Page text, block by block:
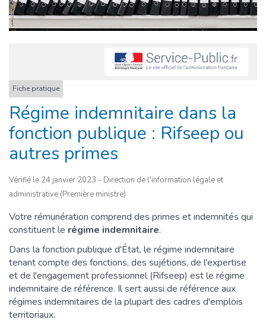
Fiche pratique
Régime indemnitaire dans la
fonction publique : Rifseep ou
autres primes
Vérifié le 24 janvier 2023 - Direction de l'information légale et
administrative (Première ministre)
Votre rémunération comprend des primes et indemnités qui
constituent le régime indemnitaire.
Dans la fonction publique d'État, le régime indemnitaire
tenant compte des fonctions, des sujétions, de l'expertise
et de l'engagement professionnel (Rifseep) est le régime
indemnitaire de référence. Il sert aussi de référence aux
régimes indemnitaires de la plupart des cadres d'emplois
territoriaux.